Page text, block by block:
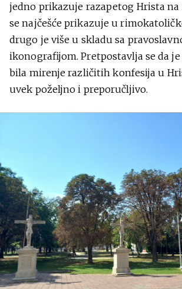
jedno prikazuje razapetog Hrista
se najčešće prikazuje u
drugo je više u skladu sa
ikonografijom. Pretpostavlja se da
bila mirenje različitih konfesija u
uvek poželjno i preporučljivo.